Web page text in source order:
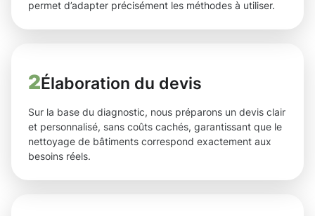
permet d’adapter précisément les méthodes à utiliser.
2Élaboration du devis
Sur la base du diagnostic, nous préparons un devis clair
et personnalisé, sans coûts cachés, garantissant que le
nettoyage de bâtiments correspond exactement aux
besoins réels.